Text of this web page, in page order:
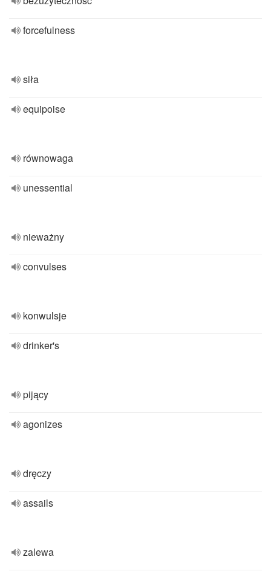
forcefulness
siła
equipoise
równowaga
unessential
nieważny
convulses
konwulsje
drinker's
pijący
agonizes
dręczy
assails
zalewa